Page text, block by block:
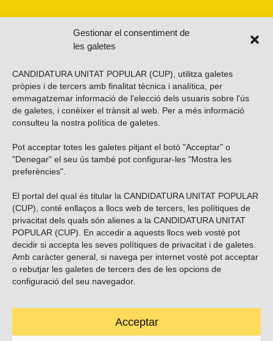
Gestionar el consentiment de
les galetes
CANDIDATURA UNITAT POPULAR (CUP), utilitza galetes
pròpies i de tercers amb finalitat tècnica i analítica, per
emmagatzemar informació de l'elecció dels usuaris sobre l'ús
de galetes, i conèixer el trànsit al web. Per a més informació
consulteu la nostra política de galetes
Pot acceptar totes les galetes pitjant el botó "Acceptar" o
"Denegar" el seu ús també pot configurar-les "Mostra les
preferències".
El portal del qual és titular la CANDIDATURA UNITAT POPULAR
(CUP), conté enllaços a llocs web de tercers, les polítiques de
privacitat dels quals són alienes a la CANDIDATURA UNITAT
POPULAR (CUP). En accedir a aquests llocs web vostè pot
decidir si accepta les seves polítiques de privacitat i de galetes.
Amb caràcter general, si navega per internet vostè pot acceptar
o rebutjar les galetes de tercers des de les opcions de
configuració del seu navegador.
Acceptar
Vols subscriure’t al nostre butlletí?
ENVIAR
Troba’ns a les xarxes socials
Carrer Casp 180 (baixos), Barcelona.